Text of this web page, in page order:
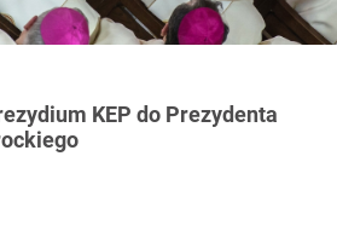
KEP do Prezydenta